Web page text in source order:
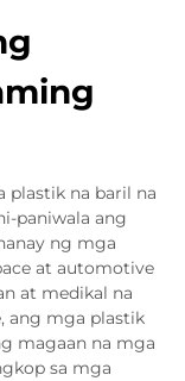
na baril na
paniwala ang
ng mga
at automotive
at medikal na
ang mga plastik
magaan na mga
sa mga